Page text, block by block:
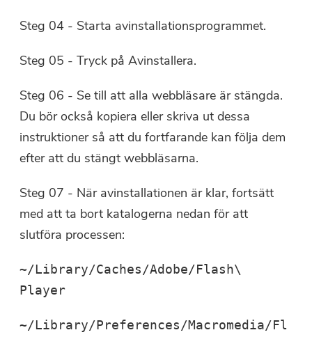
Steg 04 - Starta avinstallationsprogrammet.
Steg 05 - Tryck på Avinstallera.
Steg 06 - Se till att alla webbläsare är stängda.
Du bör också kopiera eller skriva ut dessa
instruktioner så att du fortfarande kan följa dem
efter att du stängt webbläsarna.
Steg 07 - När avinstallationen är klar, fortsätt
med att ta bort katalogerna nedan för att
slutföra processen:
~/Library/Caches/Adobe/Flash\
Player
~/Library/Preferences/Macromedia/Fl